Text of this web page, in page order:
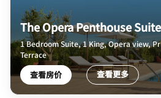
The Opera Penthouse Suite
1 Bedroom Suite, 1 King, Opera view,
Terrace
查看房价 查看更多